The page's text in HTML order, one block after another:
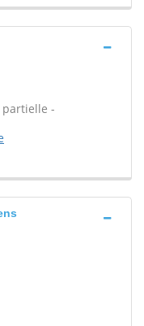
partielle -